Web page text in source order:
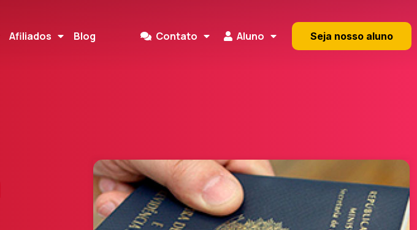
Afiliados Blog Contato Aluno Seja nosso aluno